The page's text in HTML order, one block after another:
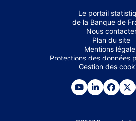
Le portail
de la Banque de
Nous contacter
Plan du site
Mentions
Protections des données
Gestion des